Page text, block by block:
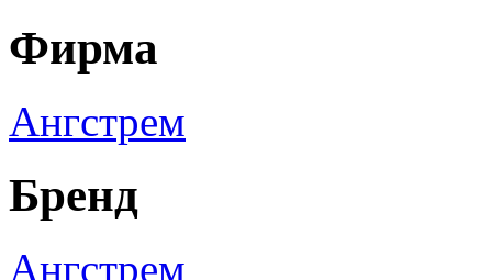
Фирма
Ангстрем
Бренд
Ангстрем